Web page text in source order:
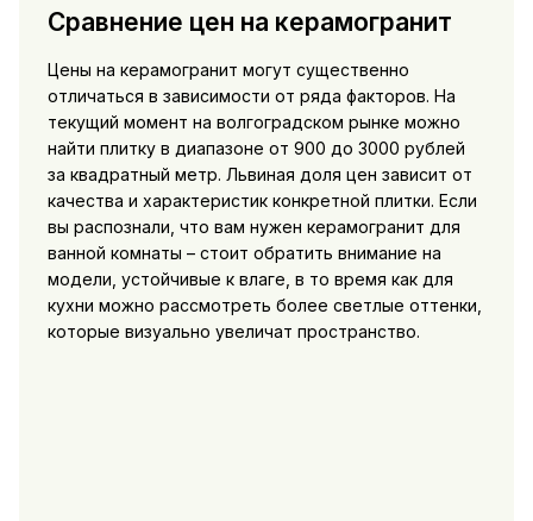
Сравнение цен на керамогранит
Цены на керамогранит могут существенно
отличаться в зависимости от ряда факторов. На
текущий момент на волгоградском рынке можно
найти плитку в диапазоне от 900 до 3000 рублей
за квадратный метр. Львиная доля цен зависит от
качества и характеристик конкретной плитки. Если
вы распознали, что вам нужен керамогранит для
ванной комнаты – стоит обратить внимание на
модели, устойчивые к влагe, в то время как для
кухни можно рассмотреть более светлые оттенки,
которые визуально увеличат пространство.